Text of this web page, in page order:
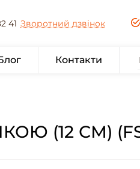
41 Зворотний дзвінок
Контакти
(12 СМ)